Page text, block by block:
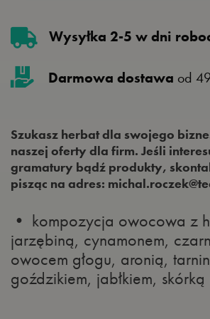
Wysyłka 2-5 w dni
Darmowa dostawa od
Szukasz herbat dla swojego
naszej oferty dla firm. Jeśli
gramatury bądź produkty,
pisząc na adres:
• kompozycja owocowa z
jarzębiną, cynamonem,
owocem głogu, aronią,
goździkiem, jabłkiem,